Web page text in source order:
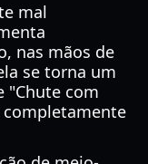
mal
nas mãos de
se torna um
"Chute com
completamente